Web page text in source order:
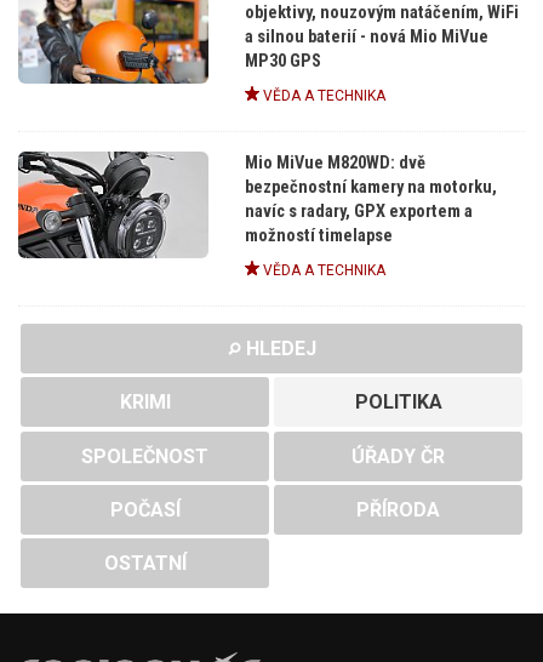
objektivy, nouzovým natáčením, WiFi
a silnou baterií - nová Mio MiVue
MP30 GPS
VĚDA A TECHNIKA
Mio MiVue M820WD: dvě
bezpečnostní kamery na motorku,
navíc s radary, GPX exportem a
možností timelapse
VĚDA A TECHNIKA
HLEDEJ
KRIMI POLITIKA
SPOLEČNOST ÚŘADY ČR
POČASÍ PŘÍRODA
OSTATNÍ